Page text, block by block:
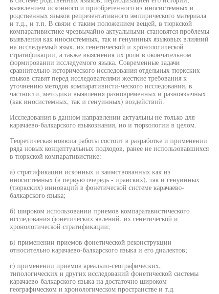
выявлением исконного и приобретенного из иносистемных и
родственных языков репрезентативного эмпирического материала
и т.д., и т.п. В связи с таким положением вещей, в тюркской
компаративистике чрезвычайно актуальными становятся проблемы
выявления как иносистемных, так и генуинных языковых влияний
на исследуемый язык, их генетической и хронологической
стратификации, а также выяснения их роли в окончательном
формировании исследуемого языка. Современные задачи
сравнительно-исторического исследования отдельных тюркских
языков ставят перед исследователями жесткие требования к
уточнению методов компаративисти-ческого исследования, в
частности, методики выявления разновременных и разноязычных
(как иносистемных, так и генуинных) воздействий.
Исследования в данном направлении актуальны не только для
карачаево-балкарского языкознания, но и тюркологии в целом.
Теоретическая новюиа работы состоит в разработке и применении
ряда новых концептуальных подходов, ранее не использовавшихся
в тюркской компаративистике:
а) стратификации исконных и заимствованных как из
иносистемных (в первую очередь - иранских), так и генуинных
(тюркских) инноваций в фонетической системе карачаево-
балкарского языка;
б) широком использовании приемов компаратавистического
исследования фонетических явлений, их генетической и
хронологической стратификации;
в) применении приемов фонетической реконструкции
относительно карачаево-балкарского языка и его диалектов;
г) применении приемов ареальио-географических,
типологических и других исследований фонетической системы
карачаево-балкарского языка на достаточно широком
географическом и хронологическом пространстве и т.д.